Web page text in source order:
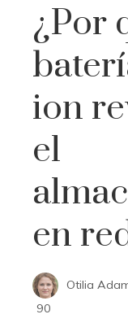
¿Por
ion
el
en
Otilia
90